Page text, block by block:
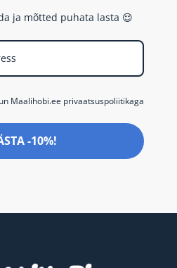
ja mõtted puhata lasta 😌
Maalihobi.ee privaatsuspoliitikaga
-10%!